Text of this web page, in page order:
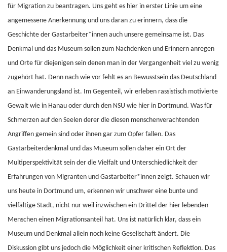
für Migration zu beantragen. Uns geht es hier in erster Linie um eine
angemessene Anerkennung und uns daran zu erinnern, dass die
Geschichte der Gastarbeiter*innen auch unsere gemeinsame ist. Das
Denkmal und das Museum sollen zum Nachdenken und Erinnern anregen
und Orte für diejenigen sein denen man in der Vergangenheit viel zu wenig
zugehört hat. Denn nach wie vor fehlt es an Bewusstsein das Deutschland
an Einwanderungsland ist. Im Gegenteil, wir erleben rassistisch motivierte
Gewalt wie in Hanau oder durch den NSU wie hier in Dortmund. Was für
Schmerzen auf den Seelen derer die diesen menschenverachtenden
Angriffen gemein sind oder ihnen gar zum Opfer fallen. Das
Gastarbeiterdenkmal und das Museum sollen daher ein Ort der
Multiperspektivität sein der die Vielfalt und Unterschiedlichkeit der
Erfahrungen von Migranten und Gastarbeiter*innen zeigt. Schauen wir
uns heute in Dortmund um, erkennen wir unschwer eine bunte und
vielfältige Stadt, nicht nur weil inzwischen ein Drittel der hier lebenden
Menschen einen Migrationsanteil hat. Uns ist natürlich klar, dass ein
Museum und Denkmal allein noch keine Gesellschaft ändert. Die
Diskussion gibt uns jedoch die Möglichkeit einer kritischen Reflektion. Das